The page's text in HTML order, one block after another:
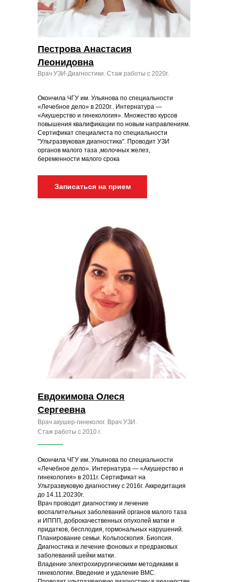
Записаться на прием
Врач УЗИ-Диагностики. Стаж работы с 2020г.
Пестрова Анастасия
Леонидовна
Окончила ЧГУ им. Ульянова по специальности
«Лечебное дело» в 2020г.. Интернатура —
«Акушерство и гинекология». Множество курсов
повышения квалификации по новым направлениям.
Сертификат специалиста по специальности
"Ультразвуковая диагностика". Проводит УЗИ
органов малого таза ,молочных желез,
беременности малого срока
Окончила ЧГУ им. Ульянова по специальности
«Лечебное дело». Интернатура — «Акушерство и
гинекология» в 2011г. Сертификат на
Ультразвуковую диагностику с 2016г. Аккредитация
до 14.11.20230г.
Врач проводит диагностику и лечение
воспалительных заболеваний органов малого таза
и ИППП, доброкачественных опухолей матки и
придатков, бесплодия, гормональных нарушений.
Планирование семьи. Кольпоскопия. Биопсия.
Диагностика и лечение фоновых и предраковых
заболеваний шейки матки.
Владение электрохирургическими методиками в
гинекологии. Введение и удаление ВМС.
Евдокимова Олеся
Сергеевна
Врач акушер-гинеколог. Врач УЗИ.
Стаж работы с 2010 г.